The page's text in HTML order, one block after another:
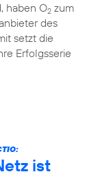
haben O2zum
des
setzt die
Erfolgsserie
ist